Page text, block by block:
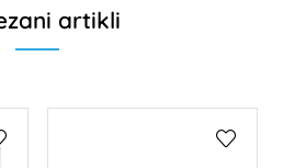
artikli